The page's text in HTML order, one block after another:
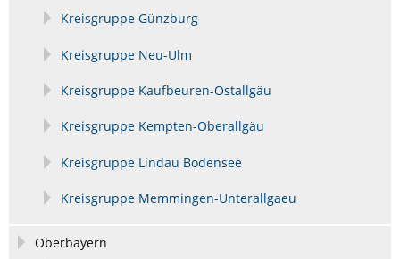
Kreisgruppe Günzburg
Kreisgruppe Neu-Ulm
Kreisgruppe Kaufbeuren-Ostallgäu
Kreisgruppe Kempten-Oberallgäu
Kreisgruppe Lindau Bodensee
Kreisgruppe Memmingen-Unterallgaeu
Oberbayern